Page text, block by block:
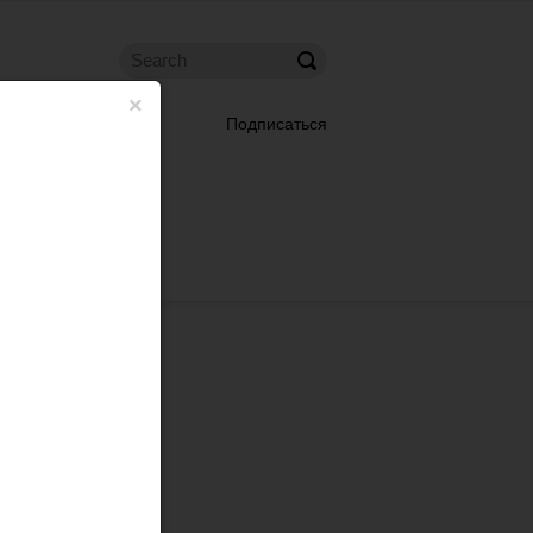
×
Подписаться